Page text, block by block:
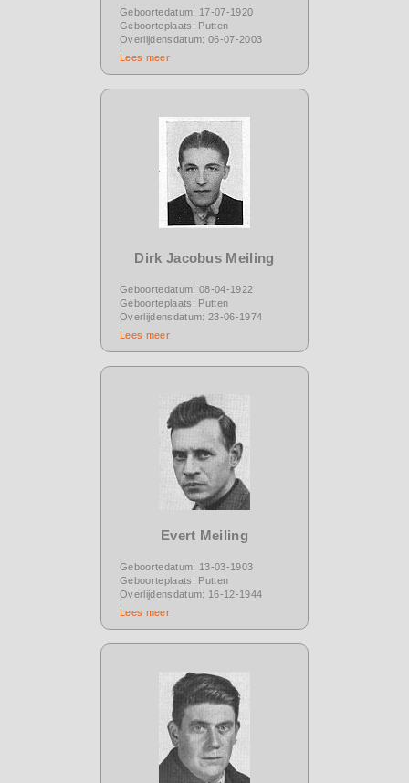
Geboortedatum: 17-07-1920
Geboorteplaats: Putten
Overlijdensdatum: 06-07-2003
Lees meer
Dirk Jacobus Meiling
Geboortedatum: 08-04-1922
Geboorteplaats: Putten
Overlijdensdatum: 23-06-1974
Lees meer
Evert Meiling
Geboortedatum: 13-03-1903
Geboorteplaats: Putten
Overlijdensdatum: 16-12-1944
Lees meer